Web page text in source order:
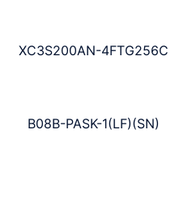
XC3S200AN-4FTG256C
B08B-PASK-1(LF)(SN)